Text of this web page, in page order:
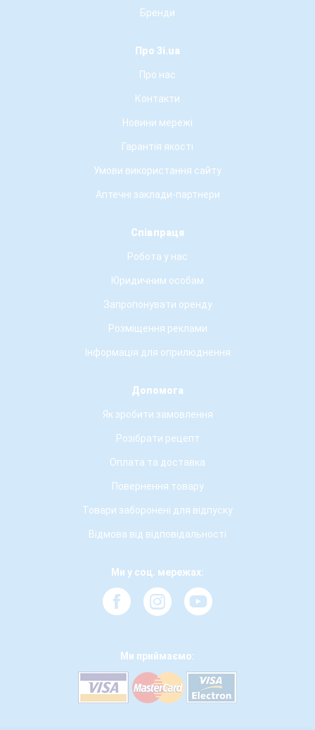
Бренди
Про 3i.ua
Про нас
Контакти
Новини мережі
Гарантія якості
Умови використання сайту
Аптечні заклади-партнери
Співпраця
Робота у нас
Юридичним особам
Запропонувати оренду
Розміщення реклами
Інформація для оприлюднення
Допомога
Як зробити замовлення
Розібрати рецепт
Оплата та доставка
Повернення товару
Товари заборонені для відпуску
Відмова від відповідальності
Ми у соц. мережах:
Ми приймаємо: